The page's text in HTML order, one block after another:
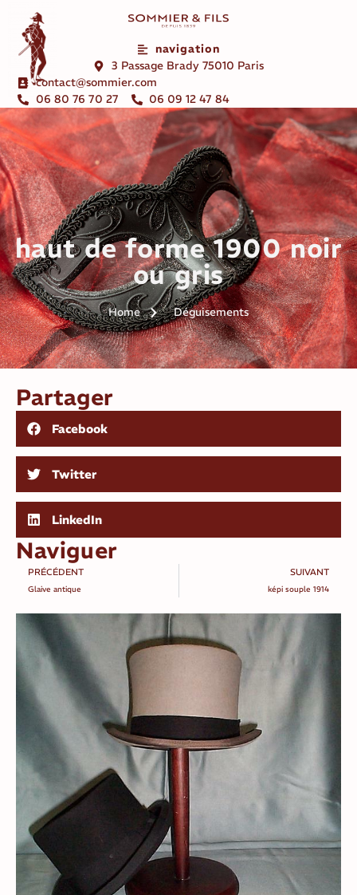
navigation
3 Passage Brady 75010 Paris
contact@sommier.com
06 80 76 70 27
06 09 12 47 84
haut de forme 1900 noir
ou gris
Home Déguisements
Partager
Facebook
Twitter
LinkedIn
Naviguer
PRÉCÉDENT
Glaive antique
SUIVANT
képi souple 1914